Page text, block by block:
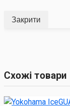
Закрити
Схожі товари